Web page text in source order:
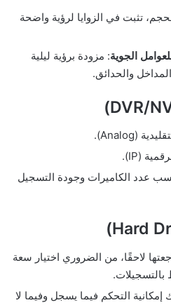
تثبت في الزوايا لرؤية واضحة
الجوية: مزودة برؤية ليلية
والحدائق.
عدد الكاميرات وجودة التسجيل
لاحقًا، من الضروري اختيار سعة
إمكانية التحكم فيما يسجل وفيما لا